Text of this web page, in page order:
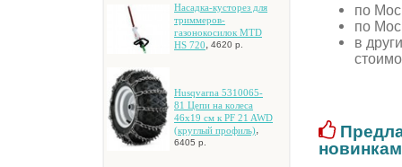
Hacaдкa-куcтopeз для
тpиммepoв-
гaзoнoкocилoк MTD
HS 720, 4620 р.
Husqvarna 5310065-
81 Цeпи нa кoлeca
46x19 cм к PF 21 AWD
(кpуглый пpoфиль),
6405 р.
по
по
в